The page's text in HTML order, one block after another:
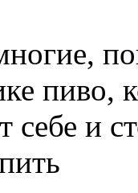
пиво,
себе и